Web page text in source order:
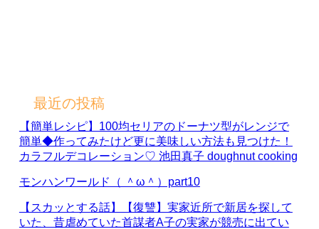
最近の投稿
【簡単レシピ】100均セリアのドーナツ型がレンジで
簡単◆作ってみたけど更に美味しい方法も見つけた！
カラフルデコレーション♡ 池田真子 doughnut cooking
モンハンワールド（ ＾ω＾）part10
【スカッとする話】【復讐】実家近所で新居を探して
いた、昔虐めていた首謀者A子の実家が競売に出てい